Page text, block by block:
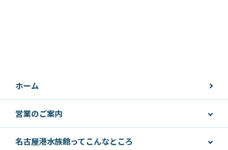
ホーム
営業のご案内
名古屋港水族館ってこんなところ